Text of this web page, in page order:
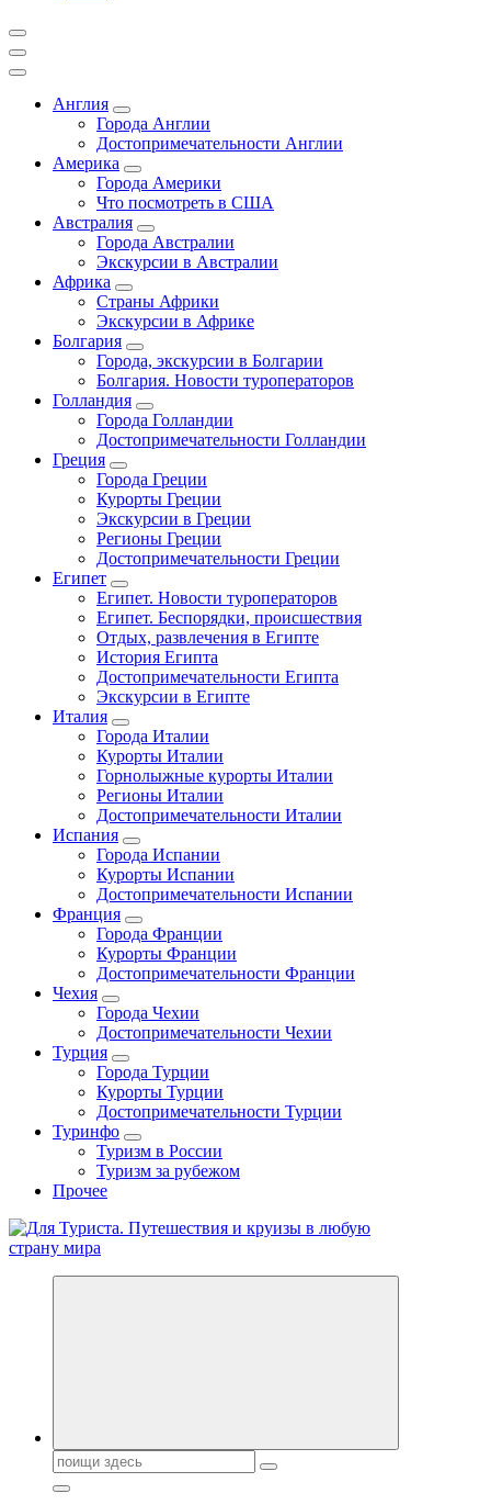
Англия
Города Англии
Достопримечательности Англии
Америка
Города Америки
Что посмотреть в США
Австралия
Города Австралии
Экскурсии в Австралии
Африка
Страны Африки
Экскурсии в Африке
Болгария
Города, экскурсии в Болгарии
Болгария. Новости туроператоров
Голландия
Города Голландии
Достопримечательности Голландии
Греция
Города Греции
Курорты Греции
Экскурсии в Греции
Регионы Греции
Достопримечательности Греции
Египет
Египет. Новости туроператоров
Египет. Беспорядки, происшествия
Отдых, развлечения в Египте
История Египта
Достопримечательности Египта
Экскурсии в Египте
Италия
Города Италии
Курорты Италии
Горнолыжные курорты Италии
Регионы Италии
Достопримечательности Италии
Испания
Города Испании
Курорты Испании
Достопримечательности Испании
Франция
Города Франции
Курорты Франции
Достопримечательности Франции
Чехия
Города Чехии
Достопримечательности Чехии
Турция
Города Турции
Курорты Турции
Достопримечательности Турции
Туринфо
Туризм в России
Туризм за рубежом
Прочее
Новости туризма, куда поехать на отдых, где провести отпуск.
Поиск: